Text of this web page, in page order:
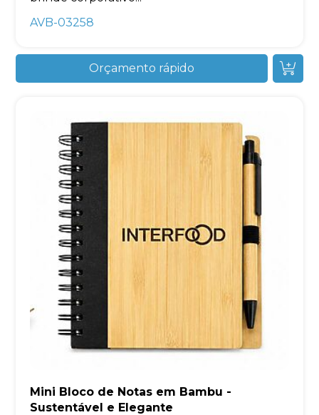
AVB-03258
Orçamento rápido
Mini Bloco de Notas em Bambu -
Sustentável e Elegante